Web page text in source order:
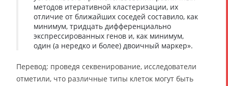
методов итеративной кластеризации, их
отличие от ближайших соседей составило, как
минимум, тридцать дифференциально
экспрессированных генов и, как минимум,
один (а нередко и более) двоичный маркер».
Перевод: проведя секвенирование, исследователи
отметили, что различные типы клеток могут быть